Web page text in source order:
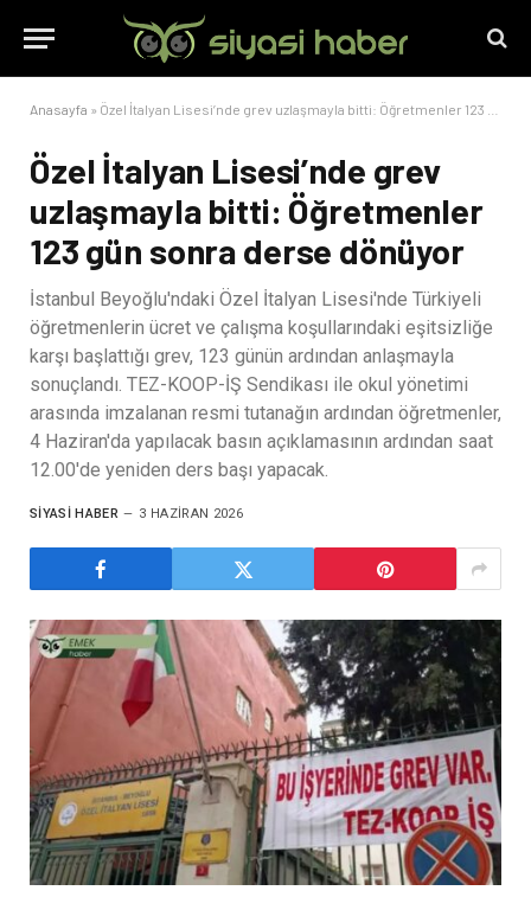
Anasayfa » Özel İtalyan Lisesi’nde grev uzlaşmayla bitti: Öğretmenler 123 gün sonra derse dönüyor
Özel İtalyan Lisesi’nde grev
uzlaşmayla bitti: Öğretmenler
123 gün sonra derse dönüyor
İstanbul Beyoğlu'ndaki Özel İtalyan Lisesi'nde Türkiyeli
öğretmenlerin ücret ve çalışma koşullarındaki eşitsizliğe
karşı başlattığı grev, 123 günün ardından anlaşmayla
sonuçlandı. TEZ-KOOP-İŞ Sendikası ile okul yönetimi
arasında imzalanan resmi tutanağın ardından öğretmenler,
4 Haziran'da yapılacak basın açıklamasının ardından saat
12.00'de yeniden ders başı yapacak.
SIYASI HABER 3 HAZIRAN 2026